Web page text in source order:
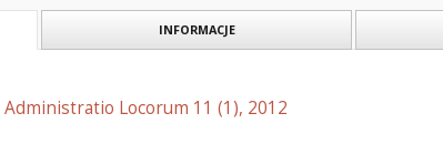
INFORMACJE
Locorum 11 (1), 2012